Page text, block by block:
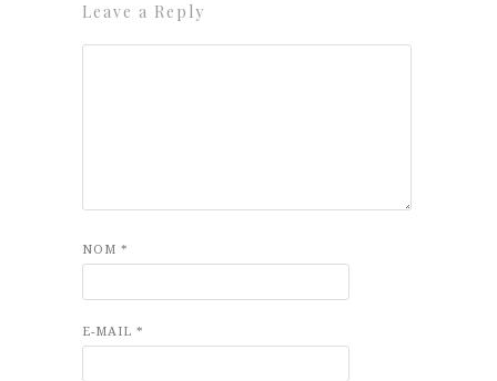
Leave a Reply
NOM *
E-MAIL *